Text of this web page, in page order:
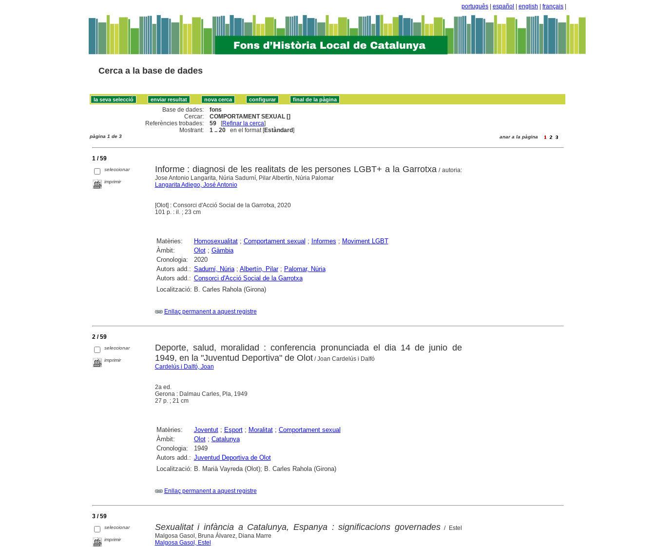
português español english français
Cerca a la base de dades
Base de dades:
fons
Cercar:
COMPORTAMENT SEXUAL []
Referències trobades:
59 [Refinar la cerca]
Mostrant:
1 .. 20 en el format [Estàndard]
pàgina 1 de 3 anar a la pàgina
1 / 59
seleccionar
imprimir
Informe : diagnosi de les realitats de les persones LGBT+ a la Garrotxa/ autoria:
Jose Antonio Langarita, Núria Sadurní, Pilar Albertín, Núria Palomar
Langarita Adiego, José Antonio
[Olot] : Consorci d'Acció Social de la Garrotxa, 2020
101 p. : il. ; 23 cm
Matèries: Homosexualitat; Comportament sexual ; Informes ; Moviment LGBT
Àmbit:
Olot; Gàmbia
Cronologia:
2020
Autors add.: Sadurní, Núria; Albertín, Pilar; Palomar, Núria
Autors add.: Consorci d'Acció Social de la Garrotxa
Localització: B. Carles Rahola (Girona)
Enllaç permanent a aquest registre
2 / 59
seleccionar
imprimir
Deporte, salud, moralidad : conferencia pronunciada el dia 14 de junio de
1949, en la "Juventud Deportiva" de Olot/ Joan Cardelús i Dalfó
Cardelús i Dalfó, Joan
2a ed.
Gerona : Dalmau Carles, Pla, 1949
27 p. ; 21 cm
Matèries: Joventut; Esport; Moralitat; Comportament sexual
Àmbit:
Olot; Catalunya
Cronologia:
1949
Autors add.: Juventud Deportiva de Olot
Localització: B. Marià Vayreda (Olot); B. Carles Rahola (Girona)
Enllaç permanent a aquest registre
3 / 59
seleccionar
imprimir
Sexualitat i infància a Catalunya, Espanya : significacions governades / Estel
Malgosa Gasol, Bruna Álvarez, Diana Marre
Malgosa Gasol, Estel